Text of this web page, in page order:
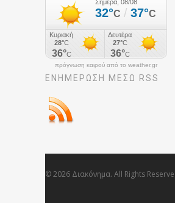
πρόγνωση καιρού από το weather.gr
ΕΝΗΜΈΡΩΣΉ ΜΕΣΩ RSS
© 2026 Διακόνημα. All Rights